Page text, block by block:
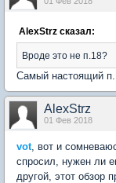
AlexStrz сказал:
Вроде это не п.18?
Самый настоящий
AlexStrz
01 Фев 2018
vot , вот и
спросил, нужен ли
другой, этот обзор